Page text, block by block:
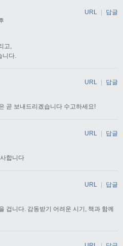
고,
다.
URL | 답글
곧 보내드리겠습니다 수고하세요!
URL 답글
합니다
URL 답글
겁니다. 감동받기 어려운 시기, 책과 함께
URL 답글